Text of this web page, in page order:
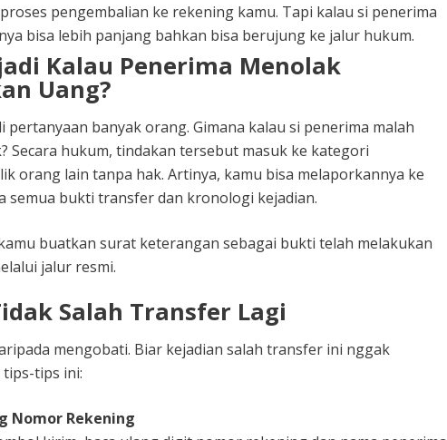
pengembalian ke rekening kamu. Tapi kalau si penerima
bisa lebih panjang bahkan bisa berujung ke jalur hukum.
Kalau Penerima Menolak
Uang?
pertanyaan banyak orang. Gimana kalau si penerima malah
Secara hukum, tindakan tersebut masuk ke kategori
orang lain tanpa hak. Artinya, kamu bisa melaporkannya ke
semua bukti transfer dan kronologi kejadian.
buatkan surat keterangan sebagai bukti telah melakukan
jalur resmi.
Salah Transfer Lagi
mengobati. Biar kejadian salah transfer ini nggak
tips ini:
Nomor Rekening